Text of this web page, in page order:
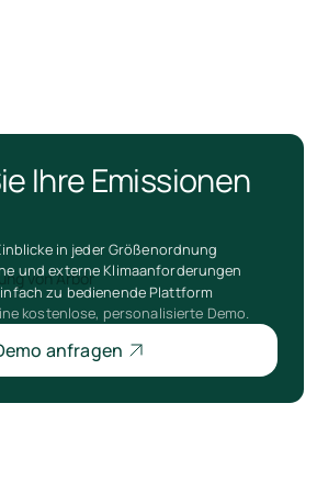
Ihre Emissionen
in jeder Größenordnung
und externe Klimaanforderungen
zu bedienende Plattform
kostenlose, personalisierte Demo.
anfragen